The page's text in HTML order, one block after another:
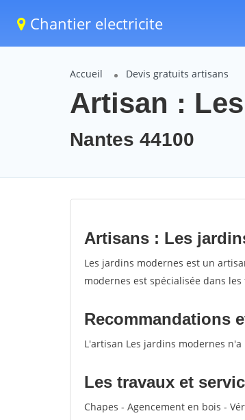
Chantier electricite
Accueil Devis gratuits artisans
Artisan :
Nantes 44100
Artisans : Les
Les jardins modernes est un
modernes est spécialisée dans
Recommandations
L'artisan Les jardins modernes
Les travaux et
Chapes - Agencement en bois -